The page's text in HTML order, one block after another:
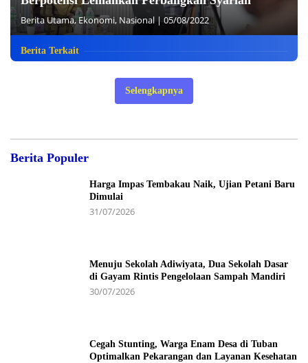
Berita Utama,Ekonomi, Nasional|05/08/2022
Berita Terkait
Selengkapnya
Berita Populer
Harga Impas Tembakau Naik, Ujian Petani Baru
Dimulai
31/07/2026
Menuju Sekolah Adiwiyata, Dua Sekolah Dasar
di Gayam Rintis Pengelolaan Sampah Mandiri
30/07/2026
Cegah Stunting, Warga Enam Desa di Tuban
Optimalkan Pekarangan dan Layanan Kesehatan